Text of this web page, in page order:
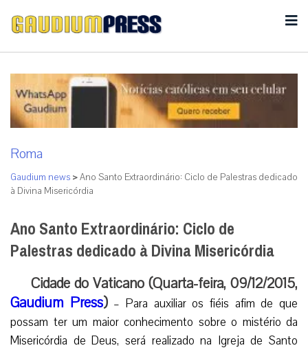
Roma
Gaudium news >Ano Santo Extraordinário: Ciclo de Palestras dedicado
à Divina Misericórdia
Ano Santo Extraordinário: Ciclo de
Palestras dedicado à Divina Misericórdia
Cidade do Vaticano (Quarta-feira, 09/12/2015,
Gaudium Press)– Para auxiliar os fiéis afim de que
possam ter um maior conhecimento sobre o mistério da
Misericórdia de Deus, será realizado na Igreja de Santo